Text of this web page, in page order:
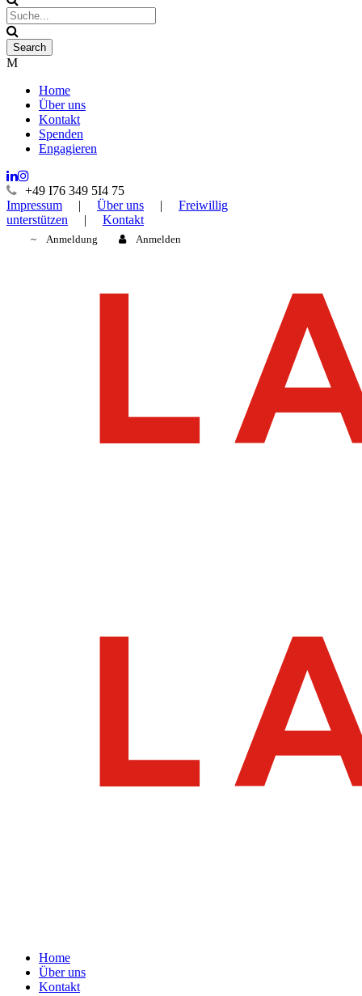
Home
Über uns
Kontakt
Spenden
Engagieren
+49 I76 349 5I4 75
Impressum
| Über uns |
Freiwillig
unterstützen
| Kontakt
Anmeldung Anmelden
Home
Über uns
Kontakt